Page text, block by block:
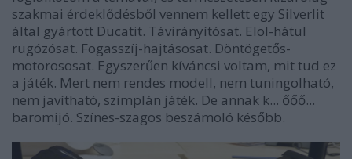
szakmai érdeklődésből vennem kellett egy Silverlit
által gyártott Ducatit. Távirányítósat. Elöl-hátul
rugózósat. Fogasszíj-hajtásosat. Döntögetős-
motorososat. Egyszerűen kíváncsi voltam, mit tud ez
a játék. Mert nem rendes modell, nem tuningolható,
nem javítható, szimplán játék. De annak k... őőő...
baromijó. Színes-szagos beszámoló később.